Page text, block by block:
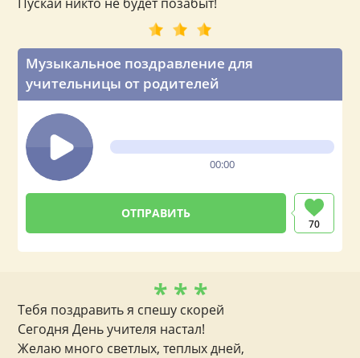
Музыкальное поздравление для
учительницы от родителей
00:00
70
* * *
Тебя поздравить я спешу скорей
Сегодня День учителя настал!
Желаю много светлых, теплых дней,